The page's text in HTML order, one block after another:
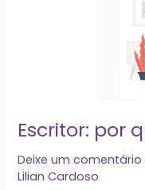
Escritor: por
Deixe um comentário
Lilian Cardoso